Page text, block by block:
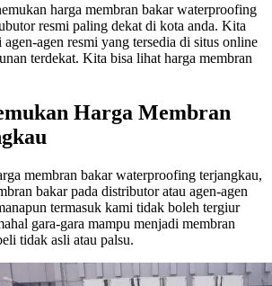
harga membran bakar waterproofing
resmi paling dekat di kota anda. Kita
agen resmi yang tersedia di situs online
terdekat. Kita bisa lihat harga membran
Harga Membran
membran bakar waterproofing terjangkau,
bakar pada distributor atau agen-agen
termasuk kami tidak boleh tergiur
gara-gara mampu menjadi membran
tidak asli atau palsu.